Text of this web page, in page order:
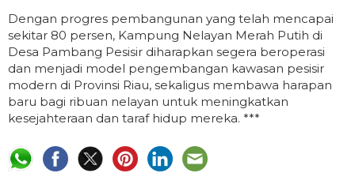
Dengan progres pembangunan yang telah mencapai
sekitar 80 persen, Kampung Nelayan Merah Putih di
Desa Pambang Pesisir diharapkan segera beroperasi
dan menjadi model pengembangan kawasan pesisir
modern di Provinsi Riau, sekaligus membawa harapan
baru bagi ribuan nelayan untuk meningkatkan
kesejahteraan dan taraf hidup mereka. ***